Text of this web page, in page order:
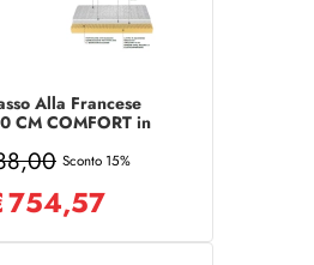
Alla Francese
CM COMFORT in
Sconto 15%
754,57